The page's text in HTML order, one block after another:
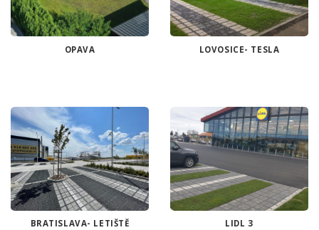
OPAVA LOVOSICE- TESLA
BRATISLAVA- LETIŠTĚ LIDL 3